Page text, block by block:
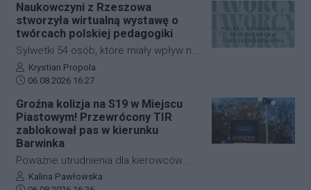
Miasta, możliwe będzie rozpoczęcie
zbiórki podpisów wśród mieszkańców.
dramatycznie, senior wyszedł z niego
bez poważniejszych obrażeń. Skutkiem
incydentu były jednak spore utrudnienia
na kolei, ruch pociągów zablokowano
na niemal godzinę.
Naukowczyni z Rzeszowa
stworzyła wirtualną wystawę o
twórcach polskiej pedagogiki
Sylwetki 54 osób, które miały wpływ na
rozwój polskiej edukacji przedszkolnej i
wczesnoszkolnej, można poznać dzięki
nowej wystawie internetowej. Autorką
projektu "Polska pedagogika
przedszkolna i wczesnoszkolna i jej
twórcy" jest dr Mariola Kinal z Instytutu
Pedagogiki Uniwersytetu
Rzeszowskiego. Ekspozycja jest
dostępna od czwartku, 6 sierpnia.
Autor artykułu:
Krystian Propola
Data dodania artykułu:
06.08.2026 16:27
Groźna kolizja na S19 w Miejscu
Piastowym! Przewrócony TIR
zablokował pas w kierunku
Barwinka
Poważne utrudnienia dla kierowców
jadących w stronę przejścia
Autor artykułu:
Kalina Pawłowska